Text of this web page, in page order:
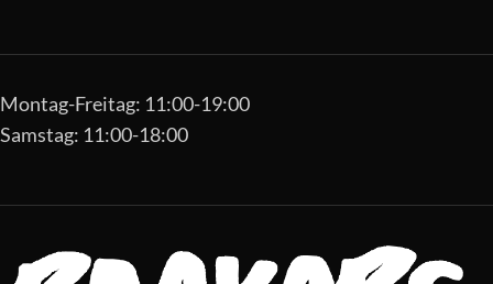
Montag-Freitag: 11:00-19:00
Samstag: 11:00-18:00